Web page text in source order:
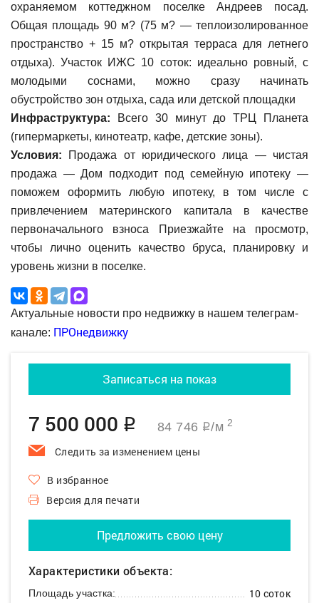
охраняемом коттеджном поселке Андреев посад.
Общая площадь 90 м? (75 м? — теплоизолированное
пространство + 15 м? открытая терраса для летнего
отдыха). Участок ИЖС 10 соток: идеально ровный, с
молодыми соснами, можно сразу начинать
обустройство зон отдыха, сада или детской площадки
Инфраструктура: Всего 30 минут до ТРЦ Планета
(гипермаркеты, кинотеатр, кафе, детские зоны).
Условия: Продажа от юридического лица — чистая
продажа — Дом подходит под семейную ипотеку —
поможем оформить любую ипотеку, в том числе с
привлечением материнского капитала в качестве
первоначального взноса Приезжайте на просмотр,
чтобы лично оценить качество бруса, планировку и
уровень жизни в поселке.
Актуальные новости про недвижку в нашем телеграм-
канале: ПРОнедвижку
Записаться на показ
7 500 000 q 84 746 q/м2
Следить за изменением цены
В избранное
Версия для печати
Предложить свою цену
Характеристики объекта:
Площадь участка: 10 соток